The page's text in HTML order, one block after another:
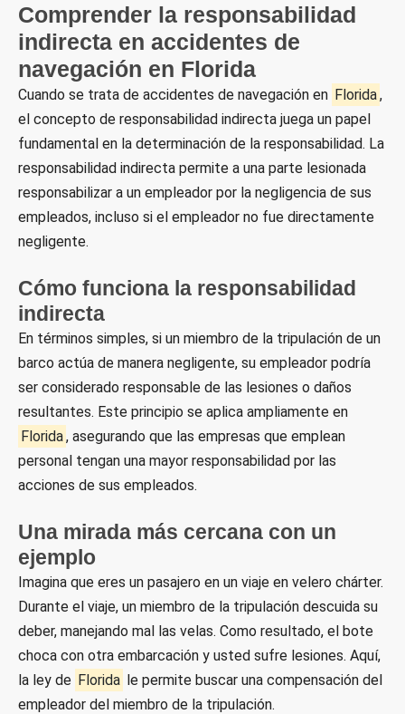
Comprender la responsabilidad
indirecta en accidentes de
navegación en Florida
Cuando se trata de accidentes de navegación en Florida,
el concepto de responsabilidad indirecta juega un papel
fundamental en la determinación de la responsabilidad. La
responsabilidad indirecta permite a una parte lesionada
responsabilizar a un empleador por la negligencia de sus
empleados, incluso si el empleador no fue directamente
negligente.
Cómo funciona la responsabilidad
indirecta
En términos simples, si un miembro de la tripulación de un
barco actúa de manera negligente, su empleador podría
ser considerado responsable de las lesiones o daños
resultantes. Este principio se aplica ampliamente en
Florida, asegurando que las empresas que emplean
personal tengan una mayor responsabilidad por las
acciones de sus empleados.
Una mirada más cercana con un
ejemplo
Imagina que eres un pasajero en un viaje en velero chárter.
Durante el viaje, un miembro de la tripulación descuida su
deber, manejando mal las velas. Como resultado, el bote
choca con otra embarcación y usted sufre lesiones. Aquí,
la ley de Florida le permite buscar una compensación del
empleador del miembro de la tripulación.